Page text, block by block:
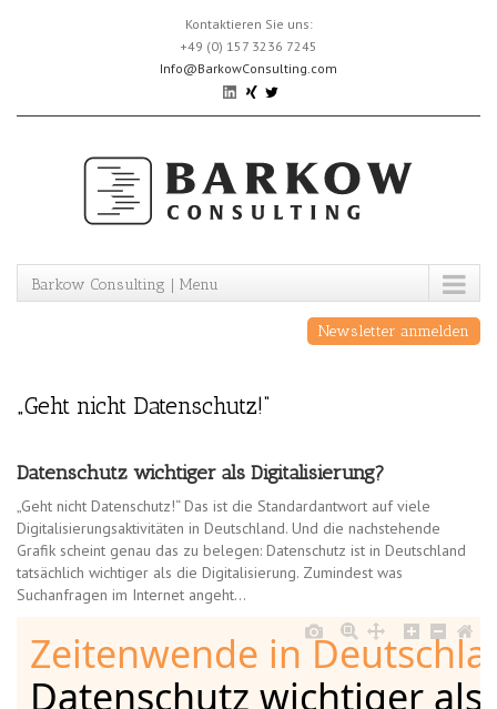
Kontaktieren Sie uns:
+49 (0) 157 3236 7245
Info@BarkowConsulting.com
Barkow Consulting | Menu
Newsletter anmelden
„Geht nicht Datenschutz!“
Datenschutz wichtiger als Digitalisierung?
„Geht nicht Datenschutz!“ Das ist die Standardantwort auf viele
Digitalisierungsaktivitäten in Deutschland. Und die nachstehende
Grafik scheint genau das zu belegen: Datenschutz ist in Deutschland
tatsächlich wichtiger als die Digitalisierung. Zumindest was
Suchanfragen im Internet angeht…
Zeitenwende in
Datenschutz wichtiger